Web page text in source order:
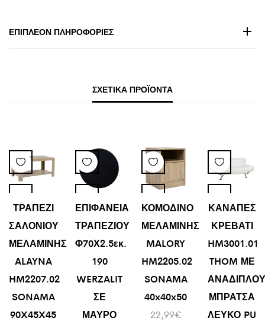
ΕΠΙΠΛΈΟΝ ΠΛΗΡΟΦΟΡΊΕΣ
ΣΧΕΤΙΚΆ ΠΡΟΪΌΝΤΑ
ΤΡΑΠΕΖΙ
ΣΑΛΟΝΙΟΥ
ΜΕΛΑΜΙΝΗΣ
ALAYNA
HM2207.02
SONAMA
90X45X45
ΕΠΙΦΑΝΕΙΑ
ΤΡΑΠΕΖΙΟΥ
Φ70Χ2.5εκ.
190
WERZALIT
ΣΕ
ΜΑΥΡΟ
ΚΟΜΟΔΙΝΟ
ΜΕΛΑΜΙΝΗΣ
MALORY
HM2205.02
SONAMA
40x40x50
22,99€
ΚΑΝΑΠΕΣ
ΚΡΕΒΑΤΙ
HM3001.01
THOM ΜΕ
ΜΠΡΑΤΣΑ
ΛΕΥΚΟ PU